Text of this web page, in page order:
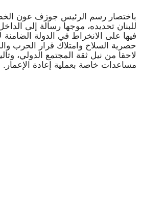
باختصار رسم الرئيس جوزف عون
للبنان تحديده، موجها رسالة إلى
فيها على الانخراط في الدولة الضامنة
حصرية السلاح وامتلاك قرار الحرب
لاحقا من نيل ثقة المجتمع الدولي،
مساعدات خاصة بعملية إعادة الإعمار.